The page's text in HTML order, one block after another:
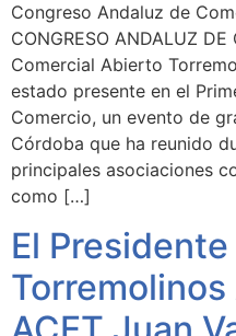
Congreso Andaluz de
CONGRESO ANDALUZ
Comercial Abierto
estado presente en el
Comercio, un evento de
Córdoba que ha reunido
principales asociaciones
como […]
El